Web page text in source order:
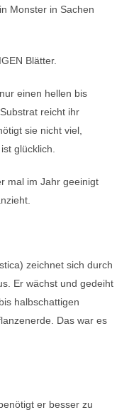
Monster in Sachen
Blätter.
einen hellen bis
reicht ihr
sie nicht viel,
glücklich.
mal im Jahr geeinigt
zeichnet sich durch
Er wächst und gedeiht
halbschattigen
Das war es
er besser zu